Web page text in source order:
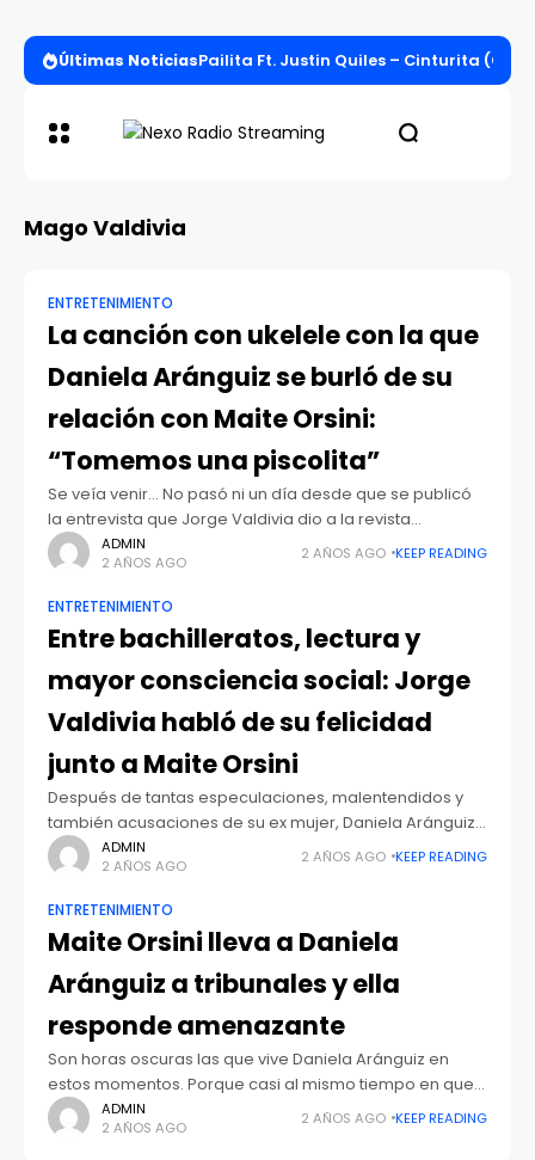
Últimas NoticiasPailita Ft. Justin Quiles – Cinturita
Mago Valdivia
ENTRETENIMIENTO
La canción con ukelele con la que
Daniela Aránguiz se burló de su
relación con Maite Orsini:
“Tomemos una piscolita”
Se veía venir… No pasó ni un día desde que se publicó
la entrevista que Jorge Valdivia dio a la revista
“Sábado” de El Mercurio, oportunidad en la que
alababa
ADMIN
2 AÑOS AGO
2 AÑOS AGO KEEP READING
ENTRETENIMIENTO
Entre bachilleratos, lectura y
mayor consciencia social: Jorge
Valdivia habló de su felicidad
junto a Maite Orsini
Después de tantas especulaciones, malentendidos y
también acusaciones de su ex mujer, Daniela Aránguiz,
el Mago Valdivia salió, por primera vez de forma
pública, a revelar su actual estado emocional
ADMIN
2 AÑOS AGO
2 AÑOS AGO KEEP READING
ENTRETENIMIENTO
Maite Orsini lleva a Daniela
Aránguiz a tribunales y ella
responde amenazante
Son horas oscuras las que vive Daniela Aránguiz en
estos momentos. Porque casi al mismo tiempo en que
la ruptura de su relación con Luis Mateucci acapara
titulares, quien fuera
ADMIN
2 AÑOS AGO
2 AÑOS AGO KEEP READING